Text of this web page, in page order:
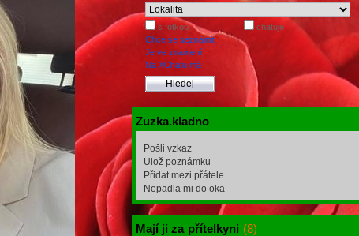
s fotkou
chatuje
Chce se seznámit
Je ve znamení
Na XChatu má
Zuzka.kladno
Pošli vzkaz
Ulož poznámku
Přidat mezi přátele
Nepadla mi do oka
Mají ji za přítelkyni (8)